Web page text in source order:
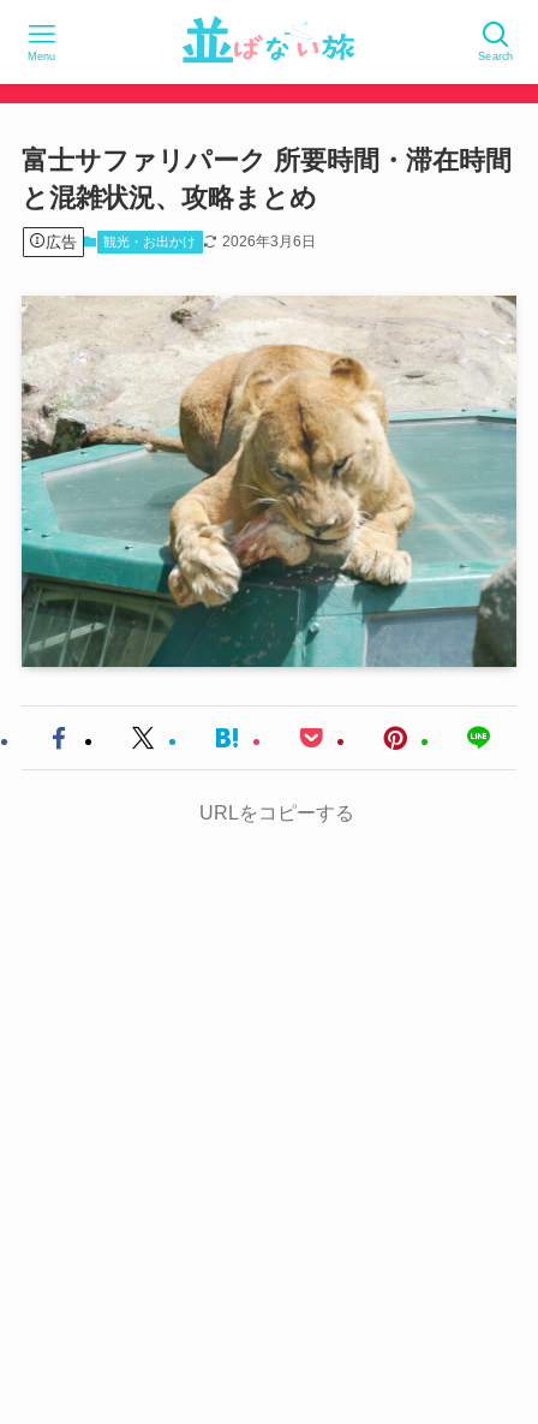
Search
Menu
富士サファリパーク 所要時間・滞在時間
と混雑状況、攻略まとめ
広告 観光・お出かけ 2026年3月6日
URLをコピーする